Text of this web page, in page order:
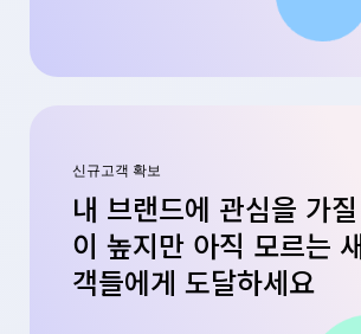
신규고객 확보
내 브랜드에 관심을 가
이 높지만 아직 모르는
객들에게 도달하세요